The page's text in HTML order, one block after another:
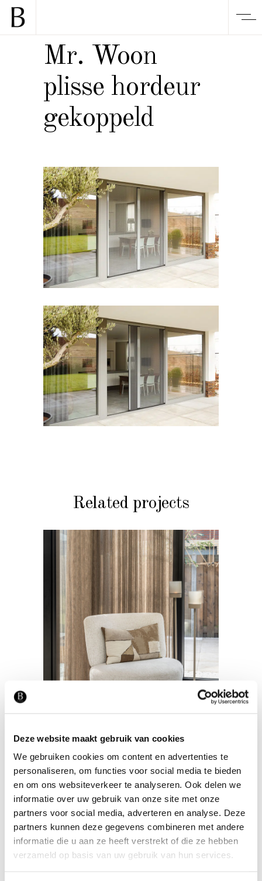
Deze website maakt gebruik van cookies
We gebruiken cookies om content en advertenties te
personaliseren, om functies voor social media te bieden
en om ons websiteverkeer te analyseren. Ook delen we
informatie over uw gebruik van onze site met onze
partners voor social media, adverteren en analyse. Deze
partners kunnen deze gegevens combineren met andere
informatie die u aan ze heeft verstrekt of die ze hebben
verzameld op basis van uw gebruik van hun services.
Mr. Woon
plisse hordeur
gekoppeld
Related projects
RAAMDECORATIE
STOFFERING
Gordijn inbetween
spark koper
STOFFERING
Traptapijt